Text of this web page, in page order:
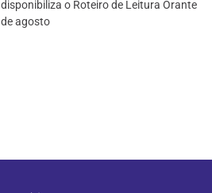
disponibiliza o Roteiro de Leitura Orante
de agosto